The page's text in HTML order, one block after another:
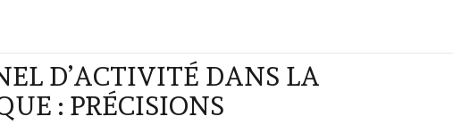
D’ACTIVITÉ DANS LA
: PRÉCISIONS